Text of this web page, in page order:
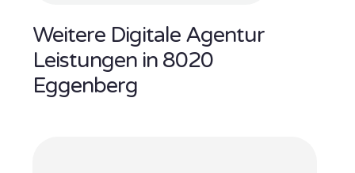
Weitere Digitale Agentur
Leistungen in 8020
Eggenberg